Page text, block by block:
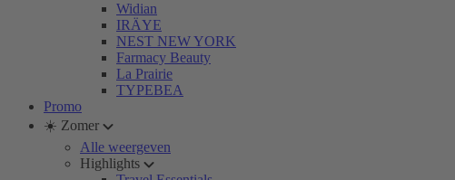
Widian
IRÄYE
NEST NEW YORK
Farmacy Beauty
La Prairie
TYPEBEA
Promo
☀️ Zomer
Alle weergeven
Highlights